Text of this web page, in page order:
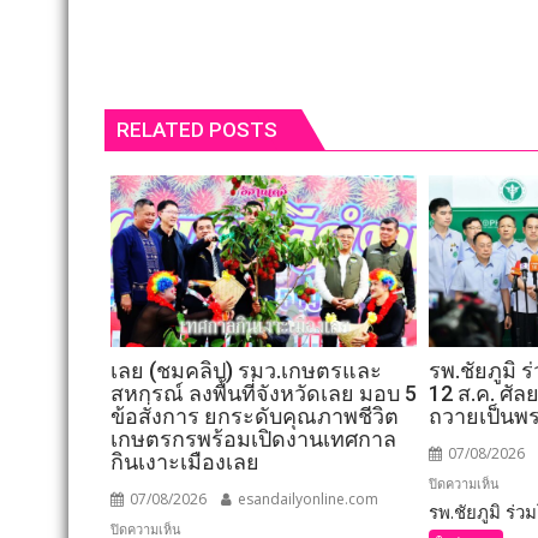
RELATED POSTS
เลย (ชมคลิป) รมว.เกษตรและ
สหกรณ์ ลงพื้นที่จังหวัดเลย มอบ 5
ข้อสั่งการ ยกระดับคุณภาพชีวิต
เกษตรกรพร้อมเปิดงานเทศกาล
กินเงาะเมืองเลย
07/08/2026 esandailyonline.com
ปิดความเห็น
รพ.ชัยภูมิ
12 ส.ค. ศัล
ถวายเป็นพ
07/08/2026
ปิดความเห็น
รพ.ชัย
รพ.ชัยภูมิ ร่วม